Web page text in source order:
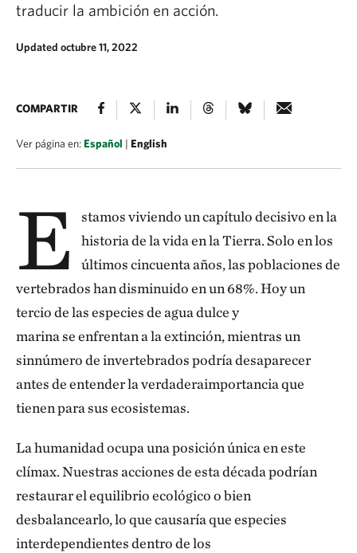
traducir la ambición en acción.
Updated octubre 11, 2022
COMPARTIR
Ver página en:Español | English
E
stamos viviendo un capítulo decisivo en la
historia de la vida en la Tierra. Solo en los
últimos cincuenta años, las poblaciones de
vertebrados han disminuido en un 68%. Hoy un
tercio de las especies de agua dulce y
marina se enfrentan a la extinción, mientras un
sinnúmero de invertebrados podría desaparecer
antes de entender la verdaderaimportancia que
tienen para sus ecosistemas.
La humanidad ocupa una posición única en este
clímax. Nuestras acciones de esta década podrían
restaurar el equilibrio ecológico o bien
desbalancearlo, lo que causaría que especies
interdependientes dentro de los